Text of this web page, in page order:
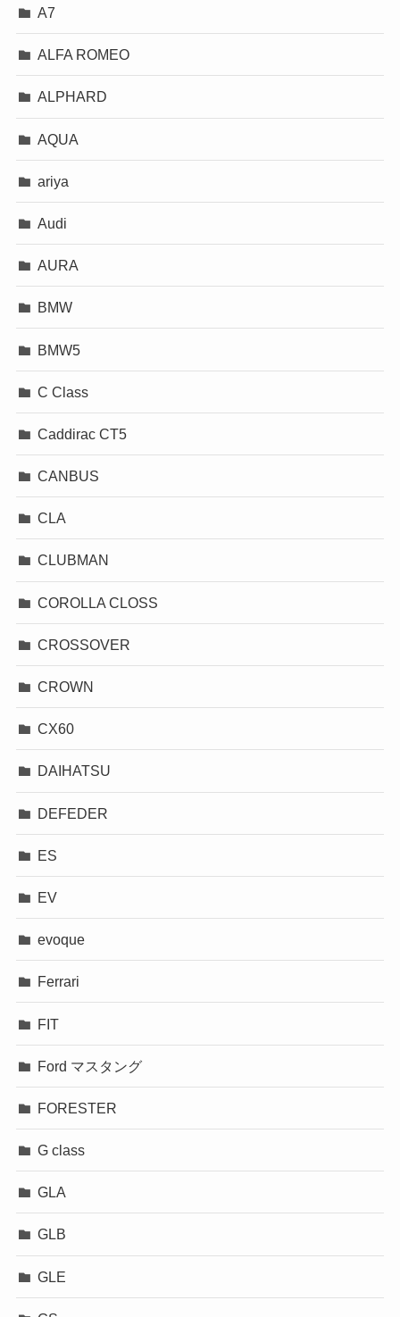
A7
ALFA ROMEO
ALPHARD
AQUA
ariya
Audi
AURA
BMW
BMW5
C Class
Caddirac CT5
CANBUS
CLA
CLUBMAN
COROLLA CLOSS
CROSSOVER
CROWN
CX60
DAIHATSU
DEFEDER
ES
EV
evoque
Ferrari
FIT
Ford マスタング
FORESTER
G class
GLA
GLB
GLE